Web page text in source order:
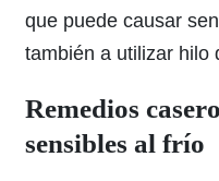
que puede causar
también a utilizar hilo
Remedios
sensibles al frío